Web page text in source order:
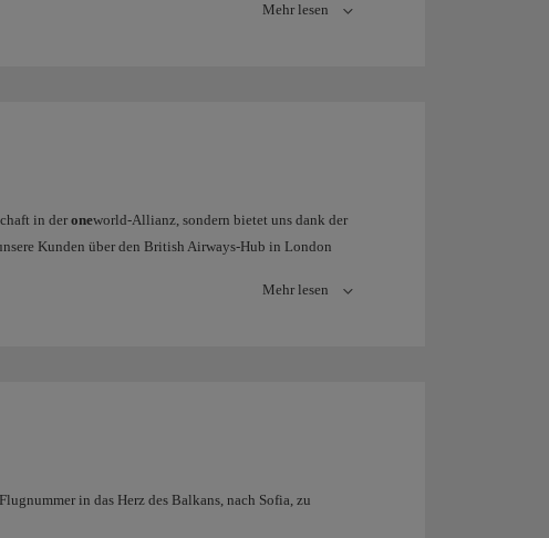
Mehr lesen
in der oneworld-Allianz, sondern bietet uns dank der
Kunden über den British Airways-Hub in London
Mehr lesen
in das Herz des Balkans, nach Sofia, zu